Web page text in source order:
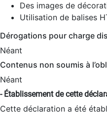
Des images de
Utilisation de balises
Dérogations pour charge
Néant
Contenus non soumis à
Néant
- Établissement de cette
Cette déclaration a été